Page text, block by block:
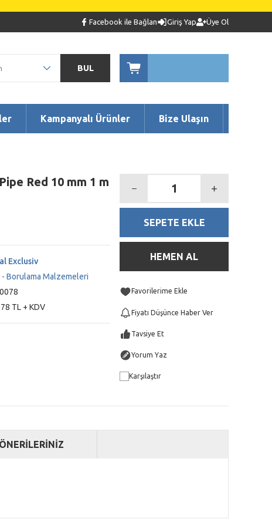
Facebook ile Bağlan Giriş Yap Üye Ol
BUL
Kampanyalı Ürünler Bize Ulaşın
Red 10 mm 1 m
Exclusiv
- Borulama Malzemeleri
TL + KDV
SEPETE EKLE
HEMEN AL
Fiyatı Düşünce Haber Ver
Tavsiye Et
Yorum Yaz
Karşılaştır
ÖNERİLERİNİZ